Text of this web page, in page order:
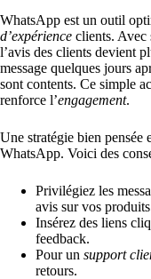
WhatsApp est un outil
d’expérience clients. Avec
l’avis des clients devient
message quelques jours
sont contents. Ce simple
renforce l’engagement.
Une stratégie bien pensée
WhatsApp. Voici des
Privilégiez les
avis sur vos
Insérez des liens
feedback.
Pour un support
retours.